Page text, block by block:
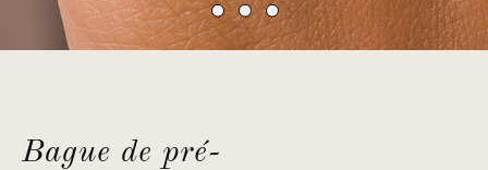
Bague de pré-